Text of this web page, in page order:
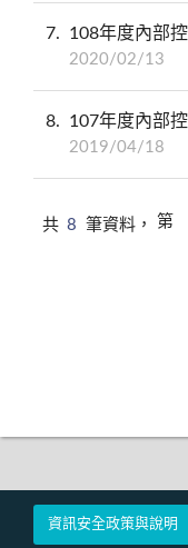
7 108年度內部
2020/02/13
8 107年度內部
2019/04/18
共 8 筆資料， 第
資訊安全政策與說明